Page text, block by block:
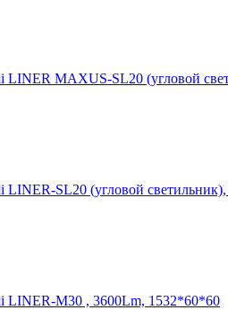
LINER MAXUS-SL20 (угловой
LINER-SL20 (угловой
LINER-M30 , 3600Lm, 1532*60*60